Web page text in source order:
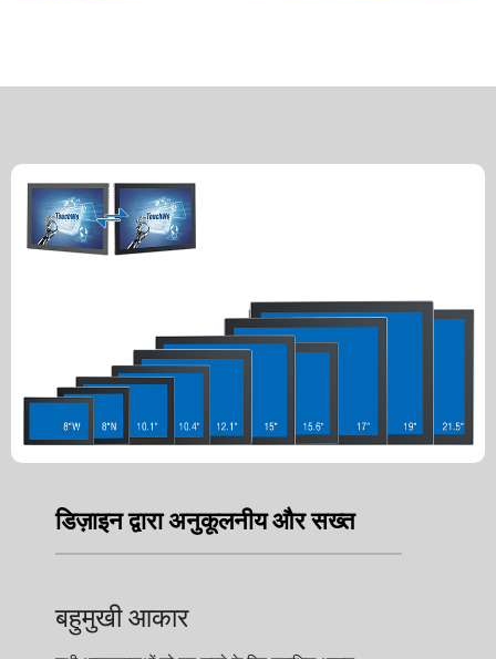
डिज़ाइन द्वारा अनुकूलनीय और सख्त
बहुमुखी आकार